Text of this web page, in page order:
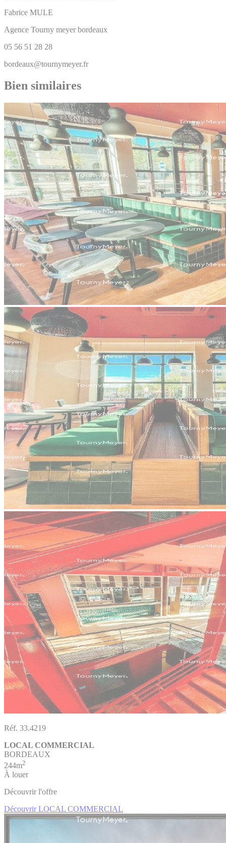
Fabrice MULE
Agence Tourny meyer bordeaux
05 56 51 28 28
bordeaux@tournymeyer.fr
Bien similaires
Réf. 33.4219
LOCAL COMMERCIAL
BORDEAUX
244m2
À louer
Découvrir l'offre
Découvrir LOCAL COMMERCIAL